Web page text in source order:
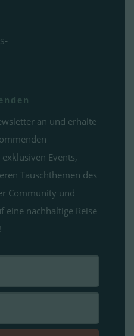
an und erhalte
Events,
Tauschthemen des
Community und
eine nachhaltige Reise